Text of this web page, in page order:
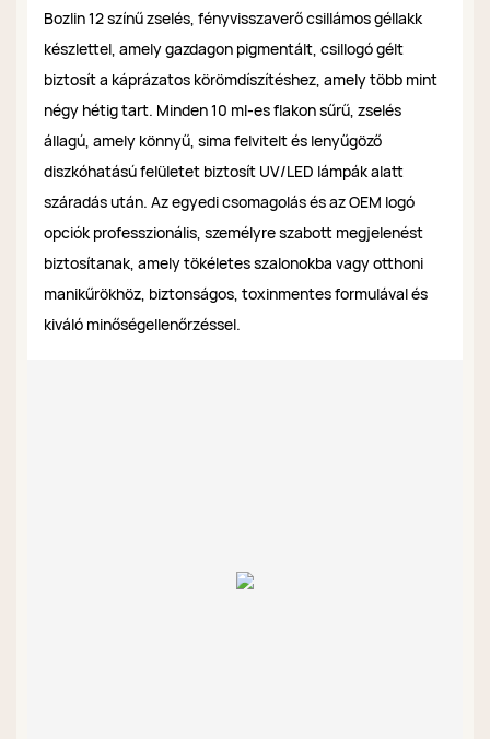
Bozlin 12 színű zselés, fényvisszaverő csillámos géllakk
készlettel, amely gazdagon pigmentált, csillogó gélt
biztosít a káprázatos körömdíszítéshez, amely több mint
négy hétig tart. Minden 10 ml-es flakon sűrű, zselés
állagú, amely könnyű, sima felvitelt és lenyűgöző
diszkóhatású felületet biztosít UV/LED lámpák alatt
száradás után. Az egyedi csomagolás és az OEM logó
opciók professzionális, személyre szabott megjelenést
biztosítanak, amely tökéletes szalonokba vagy otthoni
manikűrökhöz, biztonságos, toxinmentes formulával és
kiváló minőségellenőrzéssel.